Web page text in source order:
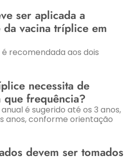
ser aplicada a
vacina tríplice em
recomendada aos dois
necessita de
frequência?
é sugerido até os 3 anos,
anos, conforme orientação
devem ser tomados